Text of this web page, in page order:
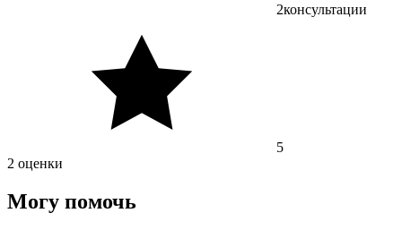
2консультации
5
2 оценки
Могу помочь